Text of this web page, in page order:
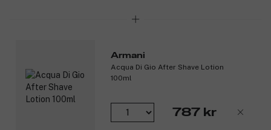
Armani
Acqua Di Gio After Shave Lotion
100ml
787 kr